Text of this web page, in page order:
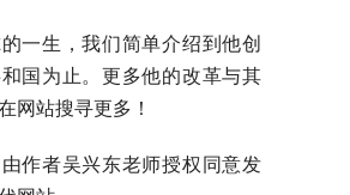
一生，我们简单介绍到他创
国为止。更多他的改革与其
网站搜寻更多！
作者吴兴东老师授权同意发